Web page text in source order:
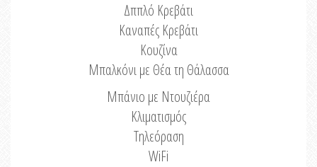
Δππλό Κρεβάτι
Καναπές Κρεβάτι
Κουζίνα
Μπαλκόνι με Θέα τη Θάλασσα
Μπάνιο με Ντουζιέρα
Κλιματισμός
Τηλεόραση
WiFi